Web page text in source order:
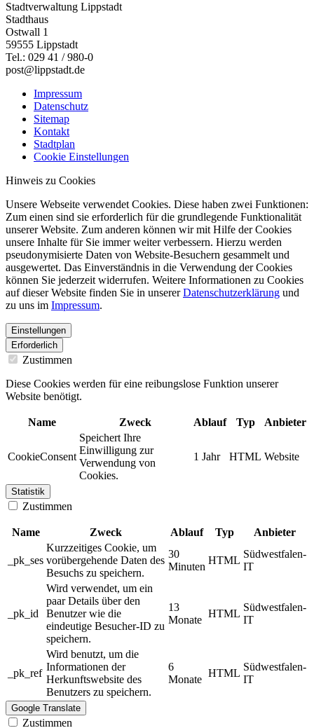
Stadtverwaltung Lippstadt
Stadthaus
Ostwall 1
59555 Lippstadt
Tel.: 029 41 / 980-0
post@lippstadt.de
Impressum
Datenschutz
Sitemap
Kontakt
Stadtplan
Cookie Einstellungen
Hinweis zu Cookies
Unsere Webseite verwendet Cookies. Diese haben zwei Funktionen:
Zum einen sind sie erforderlich für die grundlegende Funktionalität
unserer Website. Zum anderen können wir mit Hilfe der Cookies
unsere Inhalte für Sie immer weiter verbessern. Hierzu werden
pseudonymisierte Daten von Website-Besuchern gesammelt und
ausgewertet. Das Einverständnis in die Verwendung der Cookies
können Sie jederzeit widerrufen. Weitere Informationen zu Cookies
auf dieser Website finden Sie in unsererDatenschutzerklärung und
zu uns im Impressum.
Einstellungen
Erforderlich
Zustimmen
Diese Cookies werden für eine reibungslose Funktion unserer
Website benötigt.
Name Zweck Ablauf Typ Anbieter
CookieConsent
Speichert Ihre
Einwilligung zur
Verwendung von
Cookies.
1 Jahr HTML Website
Statistik
Zustimmen
Name Zweck Ablauf Typ Anbieter
_pk_ses
Kurzzeitiges Cookie, um
vorübergehende Daten des
Besuchs zu speichern.
30
Minuten
HTML
Südwestfalen-
IT
_pk_id
Wird verwendet, um ein
paar Details über den
Benutzer wie die
eindeutige Besucher-ID zu
speichern.
13
Monate
HTML
Südwestfalen-
IT
_pk_ref
Wird benutzt, um die
Informationen der
Herkunftswebsite des
Benutzers zu speichern.
6
Monate
HTML
Südwestfalen-
IT
Google Translate
Zustimmen